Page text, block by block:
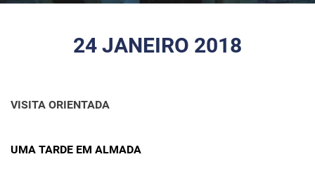
24 JANEIRO 2018
VISITA ORIENTADA
UMA TARDE EM ALMADA